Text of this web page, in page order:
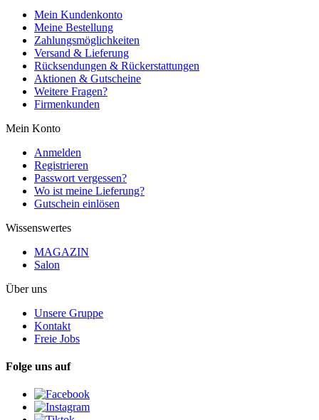
Mein Kundenkonto
Meine Bestellung
Zahlungsmöglichkeiten
Versand & Lieferung
Rücksendungen & Rückerstattungen
Aktionen & Gutscheine
Weitere Fragen?
Firmenkunden
Mein Konto
Anmelden
Registrieren
Passwort vergessen?
Wo ist meine Lieferung?
Gutschein einlösen
Wissenswertes
MAGAZIN
Salon
Über uns
Unsere Gruppe
Kontakt
Freie Jobs
Folge uns auf